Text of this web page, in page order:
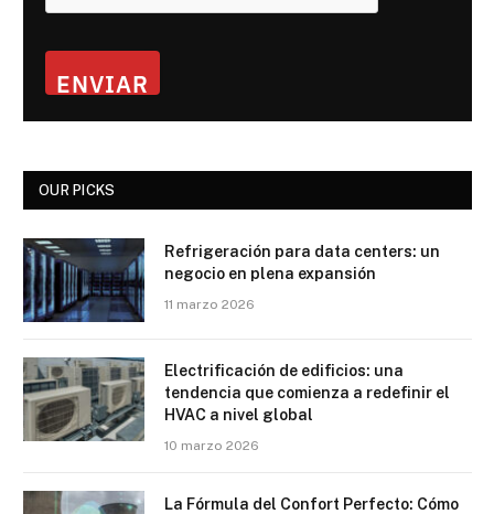
ENVIAR
OUR PICKS
Refrigeración para data centers: un
negocio en plena expansión
11 marzo 2026
Electrificación de edificios: una
tendencia que comienza a redefinir el
HVAC a nivel global
10 marzo 2026
La Fórmula del Confort Perfecto: Cómo